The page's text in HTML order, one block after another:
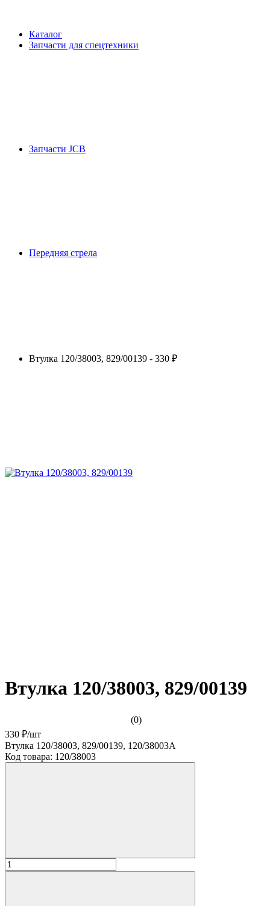
Каталог
Запчасти для спецтехники
Запчасти JCB
Передняя стрела
Втулка 120/38003, 829/00139 - 330 ₽
Втулка 120/38003, 829/00139
(0)
330 ₽/шт
Втулка 120/38003, 829/00139, 120/38003A
Код товара: 120/38003